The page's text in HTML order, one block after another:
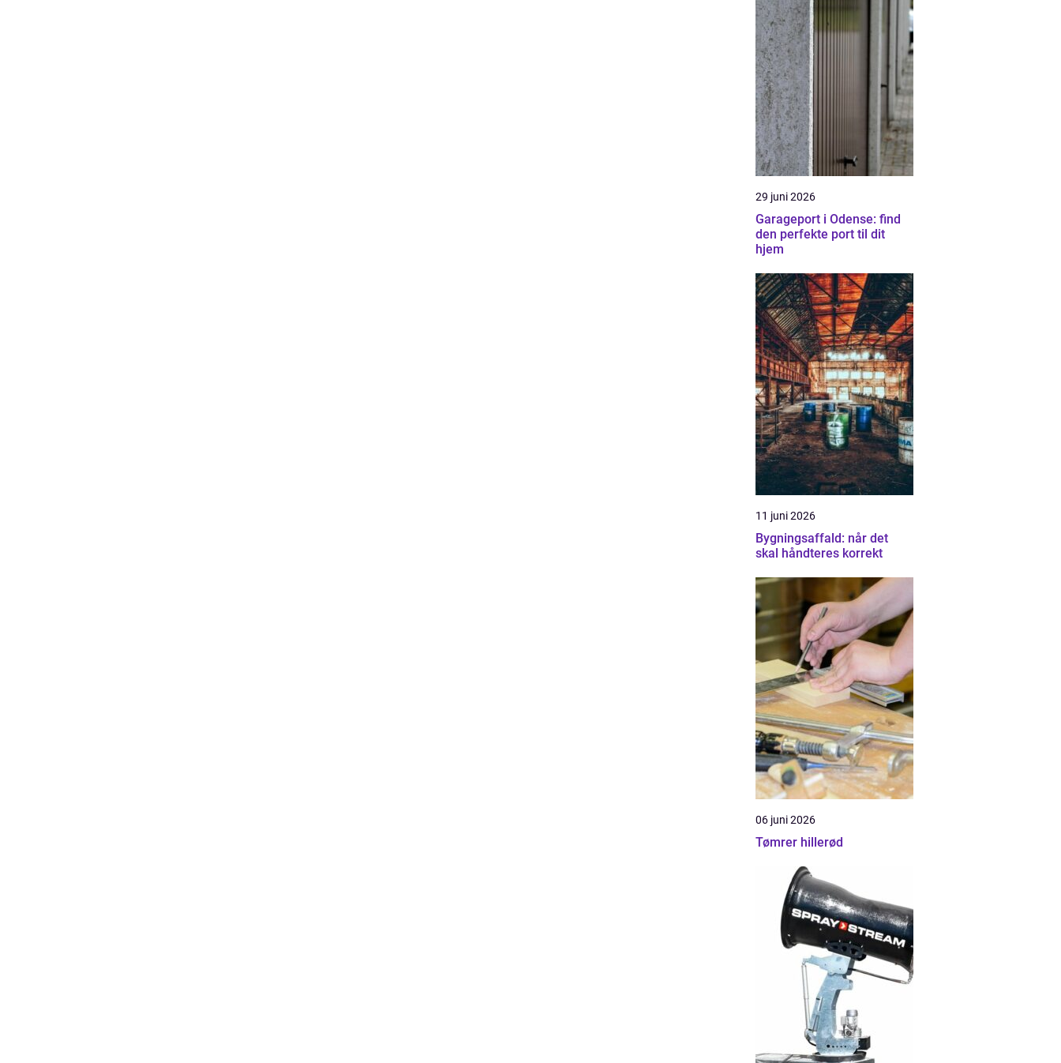
29 juni 2026
Garageport i Odense: find
den perfekte port til dit
hjem
11 juni 2026
Bygningsaffald: når det
skal håndteres korrekt
06 juni 2026
Tømrer hillerød